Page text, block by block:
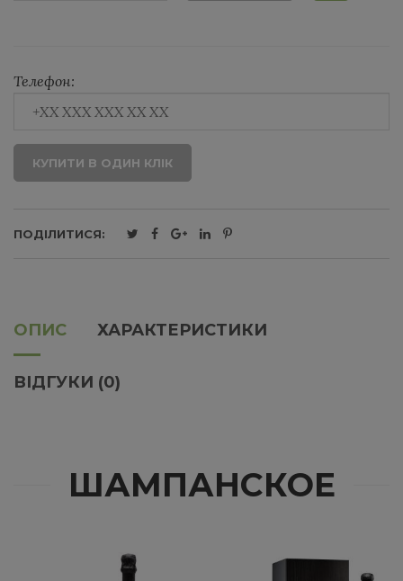
Телефон:
КУПИТИ В ОДИН КЛІК
ПОДІЛИТИСЯ:
ОПИС ХАРАКТЕРИСТИКИ
ВІДГУКИ (0)
ШАМПАНСКОЕ